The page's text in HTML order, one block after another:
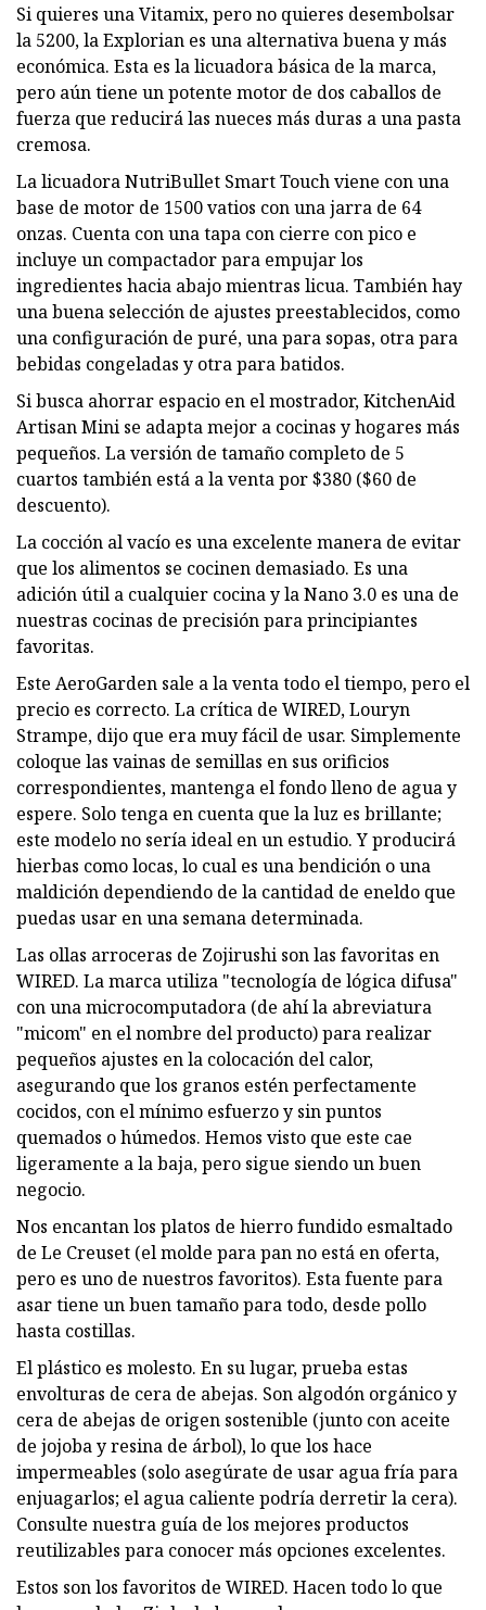
Si quieres una Vitamix, pero no quieres desembolsar
la 5200, la Explorian es una alternativa buena y más
económica. Esta es la licuadora básica de la marca,
pero aún tiene un potente motor de dos caballos de
fuerza que reducirá las nueces más duras a una pasta
cremosa.
La licuadora NutriBullet Smart Touch viene con una
base de motor de 1500 vatios con una jarra de 64
onzas. Cuenta con una tapa con cierre con pico e
incluye un compactador para empujar los
ingredientes hacia abajo mientras licua. También hay
una buena selección de ajustes preestablecidos, como
una configuración de puré, una para sopas, otra para
bebidas congeladas y otra para batidos.
Si busca ahorrar espacio en el mostrador, KitchenAid
Artisan Mini se adapta mejor a cocinas y hogares más
pequeños. La versión de tamaño completo de 5
cuartos también está a la venta por $380 ($60 de
descuento).
La cocción al vacío es una excelente manera de evitar
que los alimentos se cocinen demasiado. Es una
adición útil a cualquier cocina y la Nano 3.0 es una de
nuestras cocinas de precisión para principiantes
favoritas.
Este AeroGarden sale a la venta todo el tiempo, pero el
precio es correcto. La crítica de WIRED, Louryn
Strampe, dijo que era muy fácil de usar. Simplemente
coloque las vainas de semillas en sus orificios
correspondientes, mantenga el fondo lleno de agua y
espere. Solo tenga en cuenta que la luz es brillante;
este modelo no sería ideal en un estudio. Y producirá
hierbas como locas, lo cual es una bendición o una
maldición dependiendo de la cantidad de eneldo que
puedas usar en una semana determinada.
Las ollas arroceras de Zojirushi son las favoritas en
WIRED. La marca utiliza "tecnología de lógica difusa"
con una microcomputadora (de ahí la abreviatura
"micom" en el nombre del producto) para realizar
pequeños ajustes en la colocación del calor,
asegurando que los granos estén perfectamente
cocidos, con el mínimo esfuerzo y sin puntos
quemados o húmedos. Hemos visto que este cae
ligeramente a la baja, pero sigue siendo un buen
negocio.
Nos encantan los platos de hierro fundido esmaltado
de Le Creuset (el molde para pan no está en oferta,
pero es uno de nuestros favoritos). Esta fuente para
asar tiene un buen tamaño para todo, desde pollo
hasta costillas.
El plástico es molesto. En su lugar, prueba estas
envolturas de cera de abejas. Son algodón orgánico y
cera de abejas de origen sostenible (junto con aceite
de jojoba y resina de árbol), lo que los hace
impermeables (solo asegúrate de usar agua fría para
enjuagarlos; el agua caliente podría derretir la cera).
Consulte nuestra guía de los mejores productos
reutilizables para conocer más opciones excelentes.
Estos son los favoritos de WIRED. Hacen todo lo que